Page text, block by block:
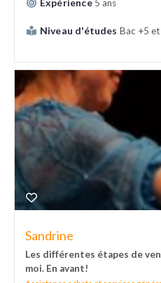
Expérience 5 ans
Niveau d'études Bac +5 et
Sandrine
Les différentes étapes de
moi. En avant!